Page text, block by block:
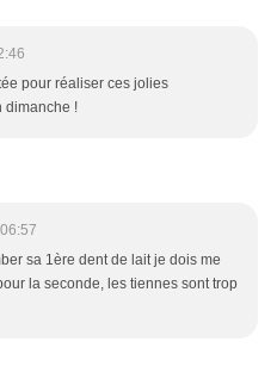
pour réaliser ces jolies
dimanche !
sa 1ère dent de lait je dois me
la seconde, les tiennes sont trop